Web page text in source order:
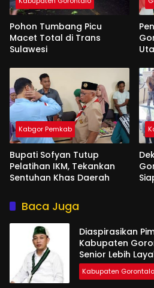
Pohon Tumbang Picu
Macet Total di Trans
Sulawesi
Kabgor Pemkab
Bupati Sofyan Tutup
Pelatihan IKM, Tekankan
Sentuhan Khas Daerah
Baca Juga
Diaspirasikan
Kabupaten
Senior Lebih
Kabupaten Gorontalo